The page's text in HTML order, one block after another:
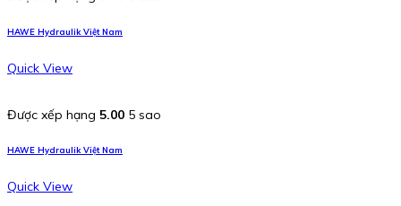
HAWE Hydraulik Việt Nam
Quick View
Được xếp hạng 5.00 5 sao
HAWE Hydraulik Việt Nam
Quick View